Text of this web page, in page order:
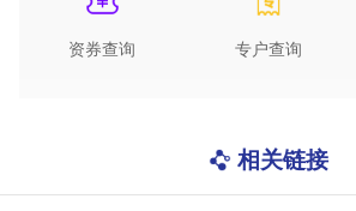
资券查询 专户查询
相关链接